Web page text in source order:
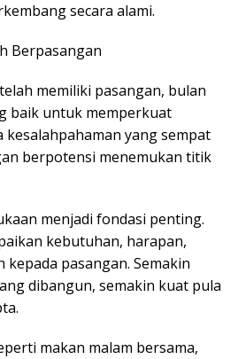
secara alami.
Berpasangan
memiliki pasangan, bulan
baik untuk memperkuat
kesalahpahaman yang sempat
berpotensi menemukan titik
menjadi fondasi penting.
kebutuhan, harapan,
pasangan. Semakin
dibangun, semakin kuat pula
makan malam bersama,